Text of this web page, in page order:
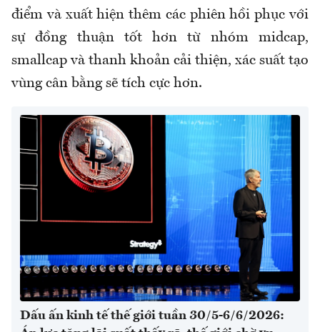
điểm và xuất hiện thêm các phiên hồi phục với
sự đồng thuận tốt hơn từ nhóm midcap,
smallcap và thanh khoản cải thiện, xác suất tạo
vùng cân bằng sẽ tích cực hơn.
Dấu ấn kinh tế thế giới tuần 30/5-6/6/2026: